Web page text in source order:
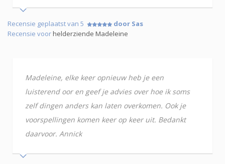
Recensie geplaatst van 5
door Sas
Recensie voorhelderziende Madeleine
Madeleine, elke keer opnieuw heb je een
luisterend oor en geef je advies over hoe ik soms
zelf dingen anders kan laten overkomen. Ook je
voorspellingen komen keer op keer uit. Bedankt
daarvoor. Annick